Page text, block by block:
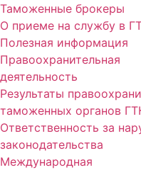
Таможенные брокеры
О приеме на службу в
Полезная информация
Правоохранительная
деятельность
Результаты
таможенных органов
Ответственность за
законодательства
Международная